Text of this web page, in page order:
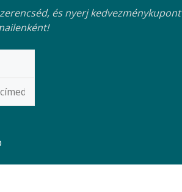
és nyerj kedvezménykupont